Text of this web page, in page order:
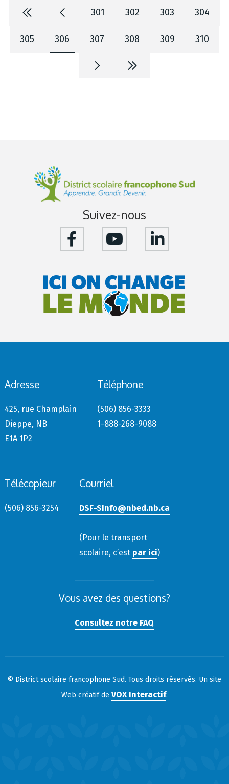
301 302 303 304
305 306 307 308 309 310
Suivez-nous
Adresse
425, rue Champlain
Dieppe, NB
E1A 1P2
Téléphone
(506) 856-3333
1-888-268-9088
Télécopieur
(506) 856-3254
Courriel
DSF-SInfo@nbed.nb.ca
(Pour le transport
scolaire, c’est par ici)
Vous avez des questions?
Consultez notre FAQ
© District scolaire francophone Sud. Tous droits réservés. Un site
Web créatif de VOX Interactif.